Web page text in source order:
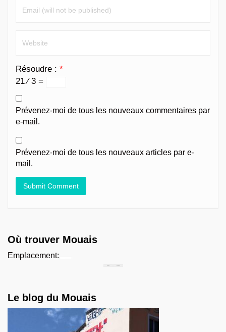
Résoudre : *
21 ⁄ 3 =
Prévenez-moi de tous les nouveaux commentaires par
e-mail.
Prévenez-moi de tous les nouveaux articles par e-
mail.
Où trouver Mouais
Emplacement:
Le blog du Mouais